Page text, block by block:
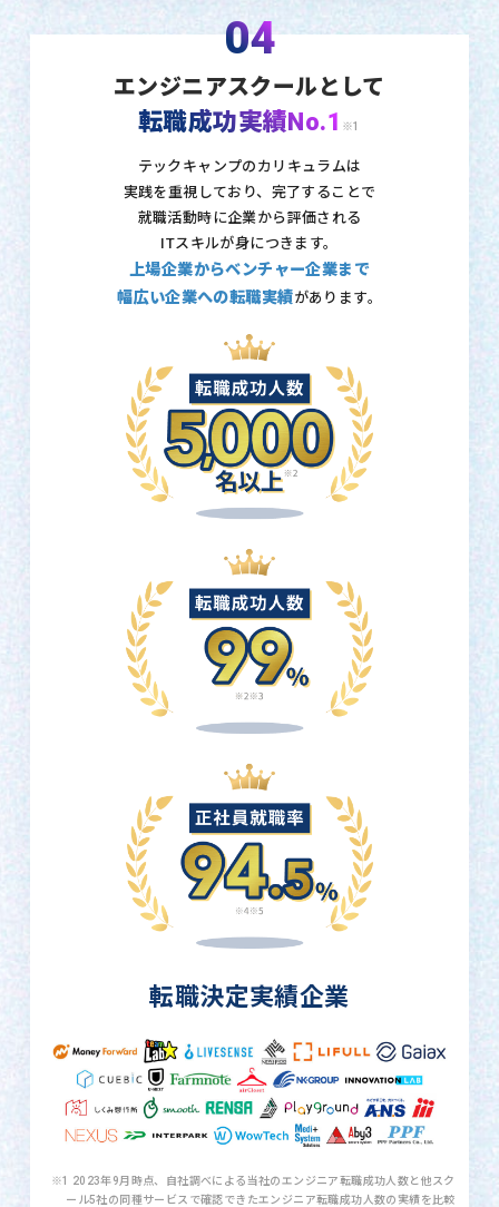
04
エンジニアスクールとして
転職成功実績No.1 ※1
テックキャンプのカリキュラムは
実践を重視しており、 完了することで
就職活動時に企業から評価される
ITスキルが身につきます。
上場企業からベンチャー企業まで
幅広い企業への転職実績があります。
転職決定実績企業
※1 2023年9月時点、自社調べによる当社のエンジニア転職成功人数と他スク
ール5社の同種サービスで確認できたエンジニア転職成功人数の実績を比較